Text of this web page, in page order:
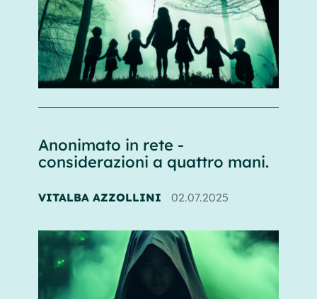
Anonimato in rete -
considerazioni a quattro mani.
VITALBA AZZOLLINI 02.07.2025